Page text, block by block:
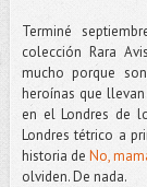
Terminé
colección Rara
mucho porque
heroínas que
en el Londres de
Londres tétrico a
historia deNo,
olviden. De nada.